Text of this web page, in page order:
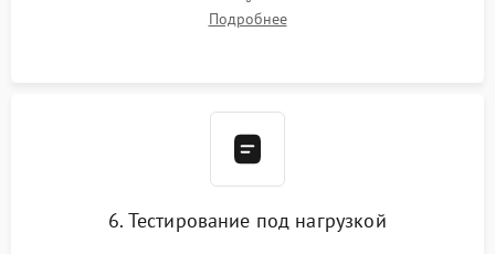
термопрокладок правильной толщины на память и цепи
питания. Монтаж радиатора и бэкплейта, подключение и
Подробнее
6. Тестирование под нагрузкой